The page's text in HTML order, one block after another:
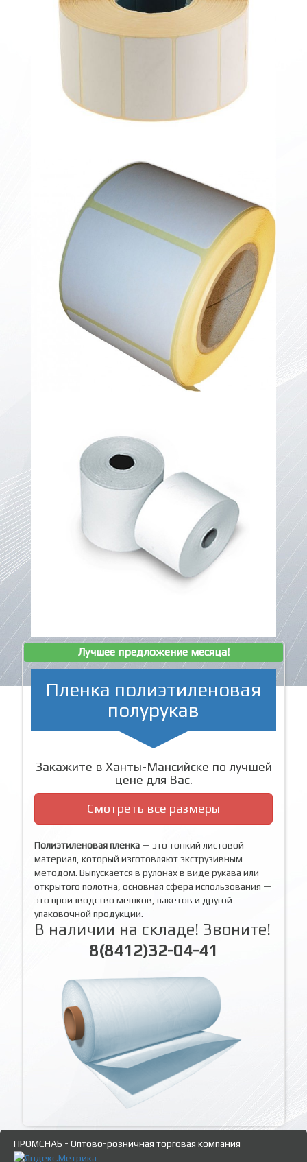
Лучшее предложение месяца!
Пленка полиэтиленовая
полурукав
Закажите в Ханты-Мансийске по лучшей
цене для Вас.
Смотреть все размеры
Полиэтиленовая пленка — это тонкий листовой
материал, который изготовляют экструзивным
методом. Выпускается в рулонах в виде рукава или
открытого полотна, основная сфера использования —
это производство мешков, пакетов и другой
упаковочной продукции.
В наличии на складе! Звоните!
8(8412)32-04-41
ПРОМСНАБ - Оптово-розничная торговая компания